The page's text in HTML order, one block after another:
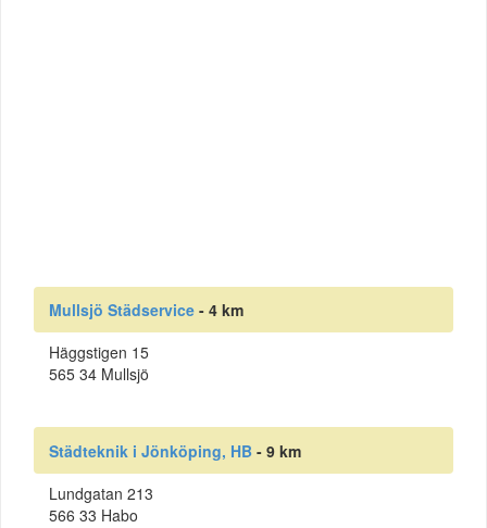
Mullsjö Städservice - 4 km
Häggstigen 15
565 34 Mullsjö
Städteknik i Jönköping, HB - 9 km
Lundgatan 213
566 33 Habo